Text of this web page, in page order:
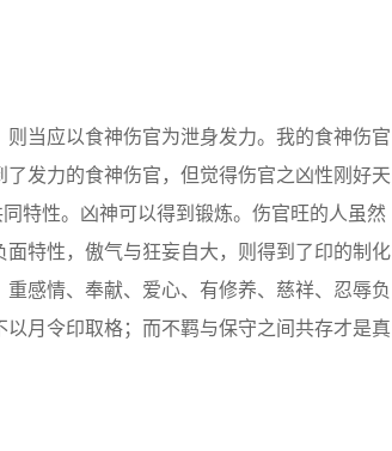
当应以食神伤官为泄身发力。我的食神伤官
发力的食神伤官，但觉得伤官之凶性刚好天
特性。凶神可以得到锻炼。伤官旺的人虽然
特性，傲气与狂妄自大，则得到了印的制化
感情、奉献、爱心、有修养、慈祥、忍辱负
月令印取格；而不羁与保守之间共存才是真